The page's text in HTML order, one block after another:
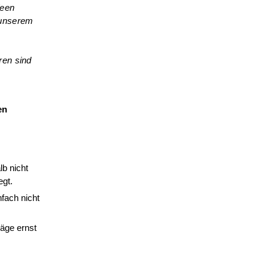
sind
nicht
nicht
ernst